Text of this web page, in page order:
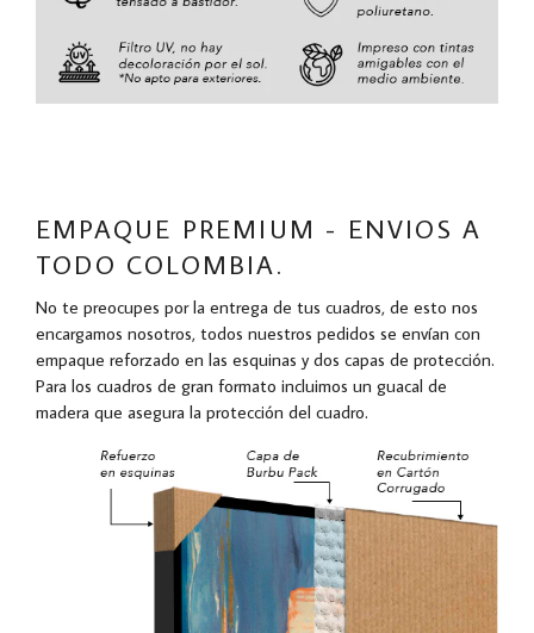
EMPAQUE PREMIUM - ENVIOS A
TODO COLOMBIA.
No te preocupes por la entrega de tus cuadros, de esto nos
encargamos nosotros, todos nuestros pedidos se envían con
empaque reforzado en las esquinas y dos capas de protección.
Para los cuadros de gran formato incluimos un guacal de
madera que asegura la protección del cuadro.